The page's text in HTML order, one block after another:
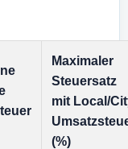
Maximaler
Steuersatz
mit Local/
(%)